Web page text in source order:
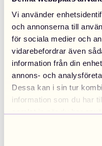
Vi använder
och annonserna till
för sociala medier och
vidarebefordrar även
information från din
annons- och
Dessa kan i sin tur
information som du har
samlat in när du har
Application error: a client-
browser